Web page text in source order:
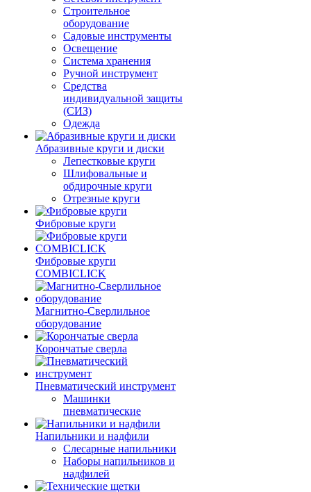
Строительное
оборудование
Садовые инструменты
Освещение
Система хранения
Ручной инструмент
Средства
индивидуальной защиты
(СИЗ)
Одежда
Абразивные круги и диски
Лепестковые круги
Шлифовальные и
обдирочные круги
Отрезные круги
Фибровые круги
Фибровые круги
COMBICLICK
Магнитно-Сверлильное
оборудование
Корончатые сверла
Пневматический инструмент
Машинки
пневматические
Напильники и надфили
Слесарные напильники
Наборы напильников и
надфилей